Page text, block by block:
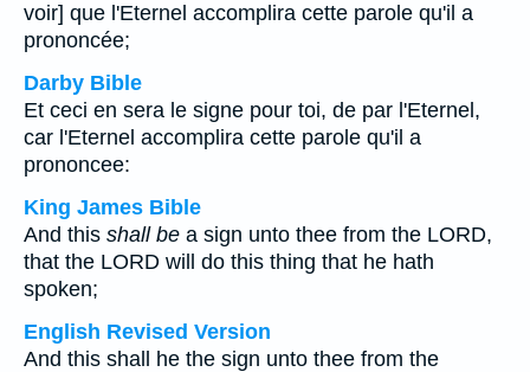
voir] que l'Eternel accomplira cette parole qu'il a
prononcée;
Darby Bible
Et ceci en sera le signe pour toi, de par l'Eternel,
car l'Eternel accomplira cette parole qu'il a
prononcee:
King James Bible
And this shall be a sign unto thee from the LORD,
that the LORD will do this thing that he hath
spoken;
English Revised Version
And this shall he the sign unto thee from the